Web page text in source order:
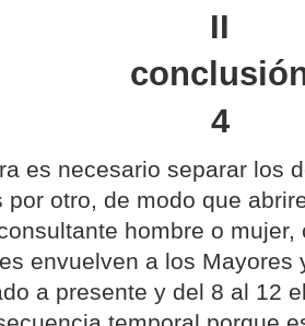
II
4
es necesario separar los
por otro, de modo que
hombre o
envuelven a los Mayores
a presente y del 8 al 12